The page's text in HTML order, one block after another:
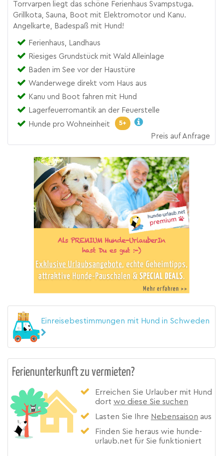
Torrvarpen liegt das schöne Ferienhaus Svampstuga.
Grillkota, Sauna, Boot mit Elektromotor und Kanu.
Angelkarte, Badespaß mit Hund!
Ferienhaus, Landhaus
Riesiges Grundstück mit Wald Alleinlage
Baden im See vor der Haustüre
Wanderwege direkt vom Haus aus
Kanu und Boot fahren mit Hund
Lagerfeuerromantik an der Feuerstelle
Hunde pro Wohneinheit
5+
Preis auf Anfrage
Einreisebestimmungen mit Hund in Schweden
Ferienunterkunft zu vermieten?
Erreichen Sie Urlauber mit Hund
dort wo diese Sie suchen
Lasten Sie Ihre Nebensaison aus
Finden Sie heraus wie hunde-
urlaub.net für Sie funktioniert